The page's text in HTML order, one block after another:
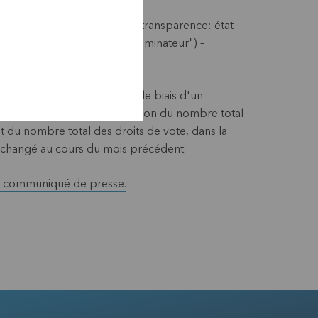
exigences de la loi sur la transparence: état
vote KBC Ancora (le "dénominateur") –
sur son site web et par le biais d'un
total, ainsi que l'évolution du nombre total
du nombre total des droits de vote, dans la
au cours du mois précédent.
de presse.